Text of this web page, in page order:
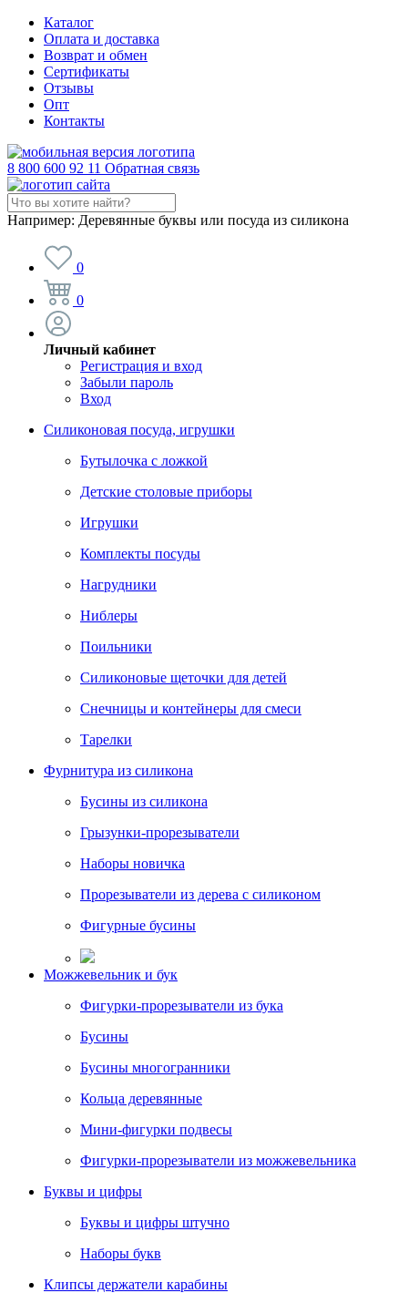
Каталог
Оплата и доставка
Возврат и обмен
Сертификаты
Отзывы
Опт
Контакты
8 800 600 92 11 Обратная связь
Например: Деревянные буквы или посуда из силикона
0
0
Личный кабинет
Регистрация и вход
Забыли пароль
Вход
Силиконовая посуда, игрушки
Бутылочка с ложкой
Детские столовые приборы
Игрушки
Комплекты посуды
Нагрудники
Ниблеры
Поильники
Силиконовые щеточки для детей
Снечницы и контейнеры для смеси
Тарелки
Фурнитура из силикона
Бусины из силикона
Грызунки-прорезыватели
Наборы новичка
Прорезыватели из дерева с силиконом
Фигурные бусины
Можжевельник и бук
Фигурки-прорезыватели из бука
Бусины
Бусины многогранники
Кольца деревянные
Мини-фигурки подвесы
Фигурки-прорезыватели из можжевельника
Буквы и цифры
Буквы и цифры штучно
Наборы букв
Клипсы держатели карабины